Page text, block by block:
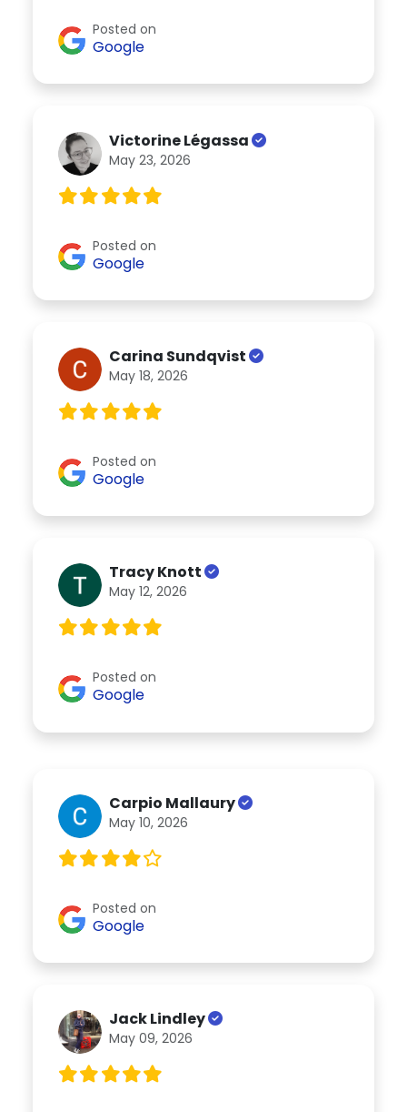
Posted on
Google
Victorine Légassa
May 23, 2026
Posted on
Google
Carina Sundqvist
May 18, 2026
Posted on
Google
Tracy Knott
May 12, 2026
Posted on
Google
Carpio Mallaury
May 10, 2026
Posted on
Google
Jack Lindley
May 09, 2026